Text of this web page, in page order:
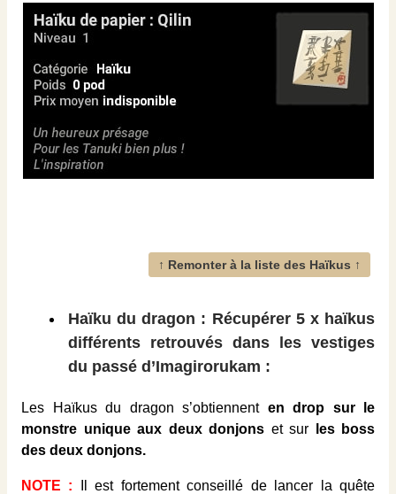
↑ Remonter à la liste des Haïkus ↑
Haïku du dragon : Récupérer 5 x haïkus
différents retrouvés dans les vestiges
du passé d’Imagirorukam :
Les Haïkus du dragon s’obtiennent en drop sur le
monstre unique aux deux donjons et sur
les boss
des deux donjons.
NOTE :
Il est fortement conseillé de lancer la quête